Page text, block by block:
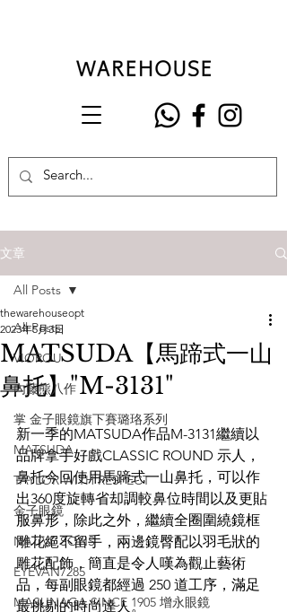
文章
All Posts
VIOROU
內藤熊八作
掌 金子眼鏡旗下賽璐珞系列
MATSUDA
TAYLOR WITH RESPECT
金子眼鏡
NATIVE SONS
EYEVAN7285
MASUNAGA SINCE 1905 增永眼鏡
All Posts
MATSUDA【馬蹄式一山
鼻托】"M-3131"
thewarehouseopt
2023年5月3日
新一季的MATSUDA作品M-3131繼續以
品牌拿手好戲CLASSIC ROUND 示人，
鼻托今回使用馬蹄式一山鼻托，可以作
出360度旋轉省却調較鼻位時間以及更貼
服鼻形，除此之外，繼續全圈圍繞鏡框
雕花絕不留手，兩邊鏡臀配以羽毛狀的
雕花配飾，簡直是令人嘆為觀止藝術
品，每副眼鏡都經過 250 道工序，滿足
最挑剔的時尚達人。